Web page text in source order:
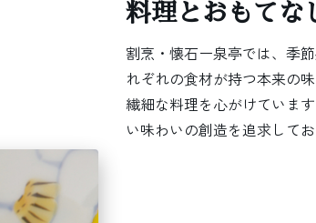
料理とおもてな
割烹・懐石ー泉亭では、季
れぞれの食材が持つ本来の
繊細な料理を心がけていま
い味わいの創造を追求して